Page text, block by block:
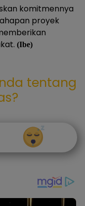
komitmennya
proyek
(Ibe)
tentang